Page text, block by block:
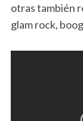
otras también
glam rock,